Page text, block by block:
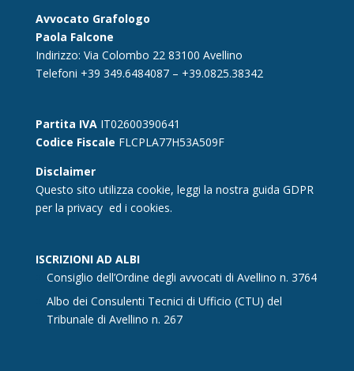
Avvocato Grafologo
Paola Falcone
Indirizzo: Via Colombo 22 83100 Avellino
Telefoni +39 349.6484087 – +39.0825.38342
Partita IVAIT02600390641
Codice Fiscale FLCPLA77H53A509F
Disclaimer
Questo sito utilizza cookie, leggi la nostra guida GDPR
per la privacy ed i cookies.
ISCRIZIONI AD ALBI
Consiglio dell’Ordine degli avvocati di Avellino n. 3764
Albo dei Consulenti Tecnici di Ufficio (CTU) del
Tribunale di Avellino n. 267